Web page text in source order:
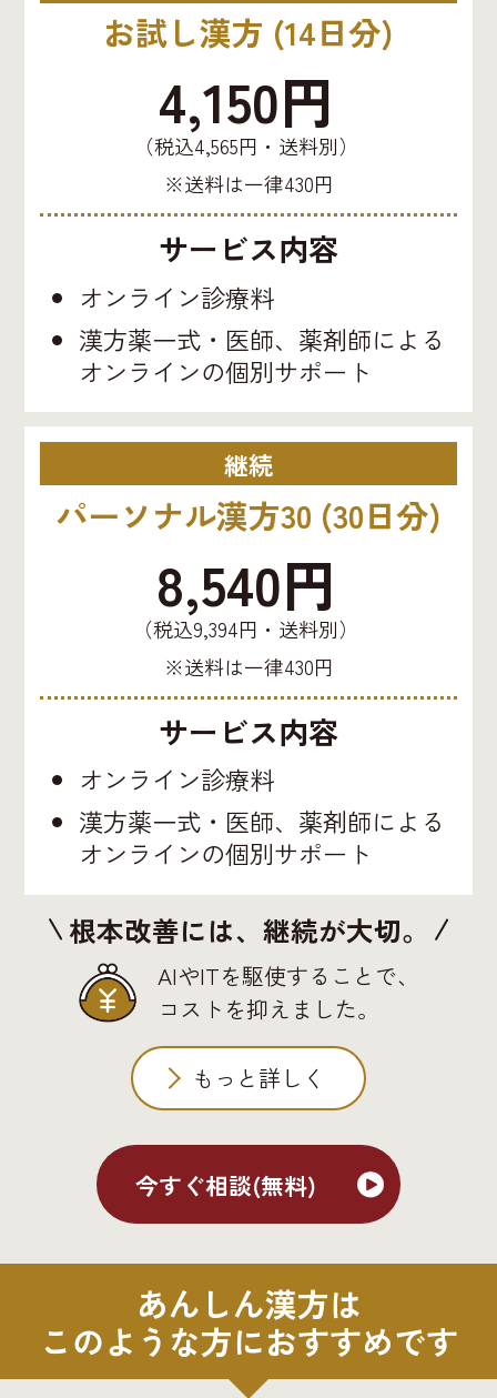
お試し漢方 (14日分)
4,150円
（税込4,565円・送料別）
※送料は一律430円
サービス内容
オンライン診療料
漢方薬一式・医師、薬剤師による
オンラインの個別サポート
継続
パーソナル漢方30 (30日分)
8,540円
（税込9,394円・送料別）
※送料は一律430円
サービス内容
オンライン診療料
漢方薬一式・医師、薬剤師による
オンラインの個別サポート
根本改善には、継続が大切。
AIやITを駆使することで、
コストを抑えました。
もっと詳しく
今すぐ相談(無料)
あんしん漢方は
このような方におすすめです